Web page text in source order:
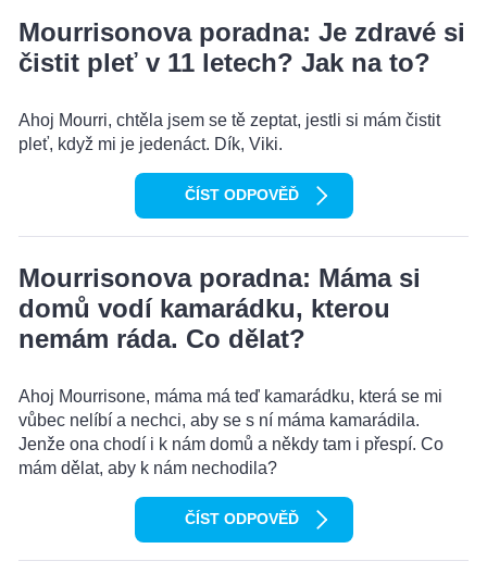
Mourrisonova poradna: Je zdravé si
čistit pleť v 11 letech? Jak na to?
Ahoj Mourri, chtěla jsem se tě zeptat, jestli si mám čistit
pleť, když mi je jedenáct. Dík, Viki.
ČÍST ODPOVĚĎ
Mourrisonova poradna: Máma si
domů vodí kamarádku, kterou
nemám ráda. Co dělat?
Ahoj Mourrisone, máma má teď kamarádku, která se mi
vůbec nelíbí a nechci, aby se s ní máma kamarádila.
Jenže ona chodí i k nám domů a někdy tam i přespí. Co
mám dělat, aby k nám nechodila?
ČÍST ODPOVĚĎ